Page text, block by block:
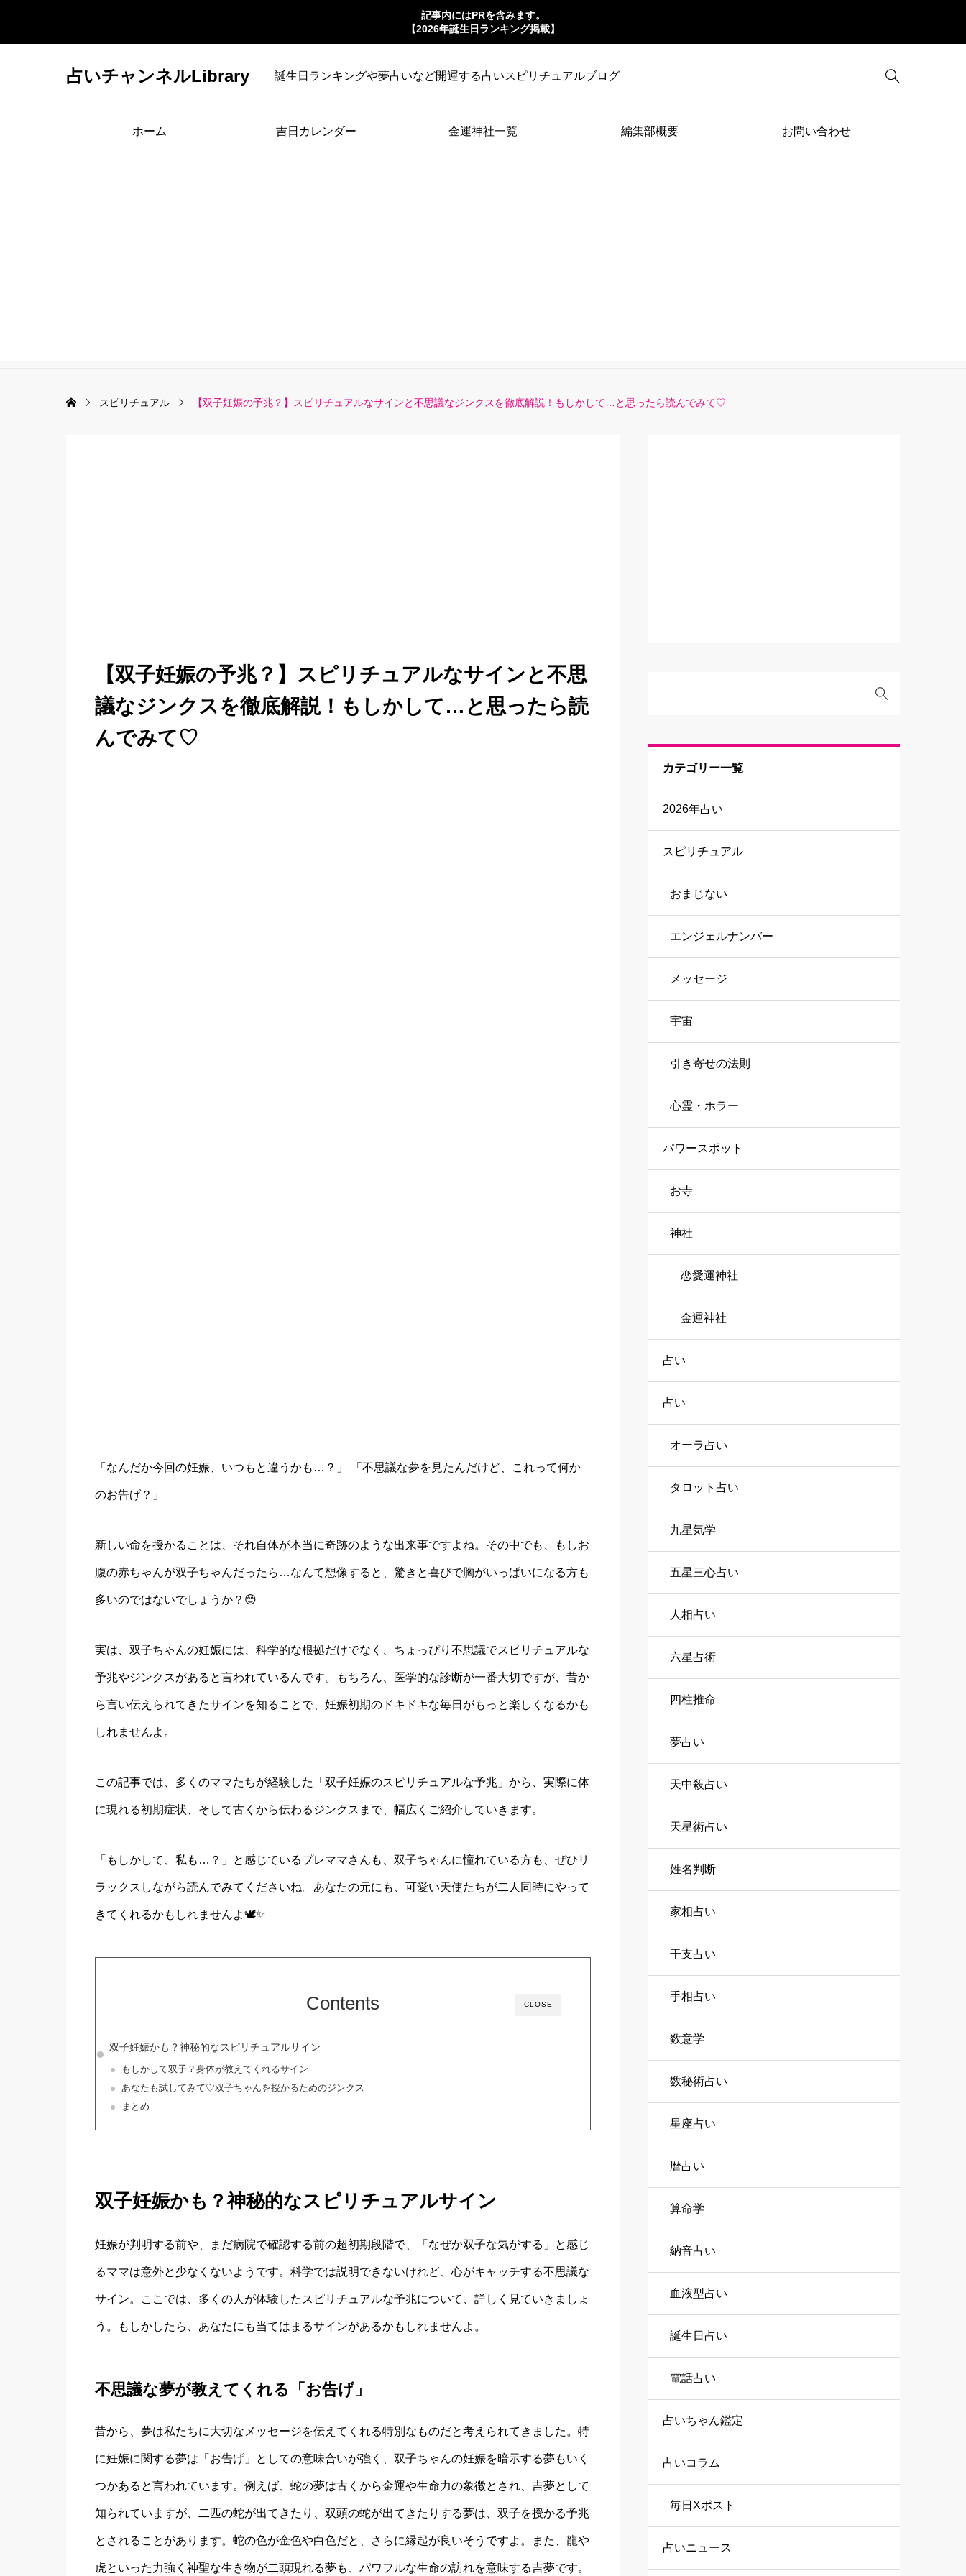
記事内にはPRを含みます。
【2026年誕生日ランキング掲載】
占いチャンネルLibrary 誕生日ランキングや夢占いなど開運する占いスピリチュアルブログ 
ホーム 吉日カレンダー 金運神社一覧 編集部概要 お問い合わせ
スピリチュアル 【双子妊娠の予兆？】スピリチュアルなサインと不思議なジンクスを徹底解説！もしかして…と思ったら読んでみて♡
【双子妊娠の予兆？】スピリチュアルなサインと不思
議なジンクスを徹底解説！もしかして…と思ったら読
んでみて♡
「なんだか今回の妊娠、いつもと違うかも…？」 「不思議な夢を見たんだけど、これって何か
のお告げ？」
新しい命を授かることは、それ自体が本当に奇跡のような出来事ですよね。その中でも、もしお
腹の赤ちゃんが双子ちゃんだったら…なんて想像すると、驚きと喜びで胸がいっぱいになる方も
多いのではないでしょうか？😊
実は、双子ちゃんの妊娠には、科学的な根拠だけでなく、ちょっぴり不思議でスピリチュアルな
予兆やジンクスがあると言われているんです。もちろん、医学的な診断が一番大切ですが、昔か
ら言い伝えられてきたサインを知ることで、妊娠初期のドキドキな毎日がもっと楽しくなるかも
しれませんよ。
この記事では、多くのママたちが経験した「双子妊娠のスピリチュアルな予兆」から、実際に体
に現れる初期症状、そして古くから伝わるジンクスまで、幅広くご紹介していきます。
「もしかして、私も…？」と感じているプレママさんも、双子ちゃんに憧れている方も、ぜひリ
ラックスしながら読んでみてくださいね。あなたの元にも、可愛い天使たちが二人同時にやって
きてくれるかもしれませんよ🕊️✨
CLOSE
Contents
双子妊娠かも？神秘的なスピリチュアルサイン
もしかして双子？身体が教えてくれるサイン
あなたも試してみて♡双子ちゃんを授かるためのジンクス
まとめ
双子妊娠かも？神秘的なスピリチュアルサイン
妊娠が判明する前や、まだ病院で確認する前の超初期段階で、「なぜか双子な気がする」と感じ
るママは意外と少なくないようです。科学では説明できないけれど、心がキャッチする不思議な
サイン。ここでは、多くの人が体験したスピリチュアルな予兆について、詳しく見ていきましょ
う。もしかしたら、あなたにも当てはまるサインがあるかもしれませんよ。
不思議な夢が教えてくれる「お告げ」
昔から、夢は私たちに大切なメッセージを伝えてくれる特別なものだと考えられてきました。特
に妊娠に関する夢は「お告げ」としての意味合いが強く、双子ちゃんの妊娠を暗示する夢もいく
つかあると言われています。例えば、蛇の夢は古くから金運や生命力の象徴とされ、吉夢として
知られていますが、二匹の蛇が出てきたり、双頭の蛇が出てきたりする夢は、双子を授かる予兆
とされることがあります。蛇の色が金色や白色だと、さらに縁起が良いそうですよ。また、龍や
虎といった力強く神聖な生き物が二頭現れる夢も、パワフルな生命の訪れを意味する吉夢です。
カテゴリー一覧
2026年占い
スピリチュアル
おまじない
エンジェルナンバー
メッセージ
宇宙
引き寄せの法則
心霊・ホラー
パワースポット
お寺
神社
恋愛運神社
金運神社
占い
占い
オーラ占い
タロット占い
九星気学
五星三心占い
人相占い
六星占術
四柱推命
夢占い
天中殺占い
天星術占い
姓名判断
家相占い
干支占い
手相占い
数意学
数秘術占い
星座占い
暦占い
算命学
納音占い
血液型占い
誕生日占い
電話占い
占いちゃん鑑定
占いコラム
毎日Xポスト
占いニュース